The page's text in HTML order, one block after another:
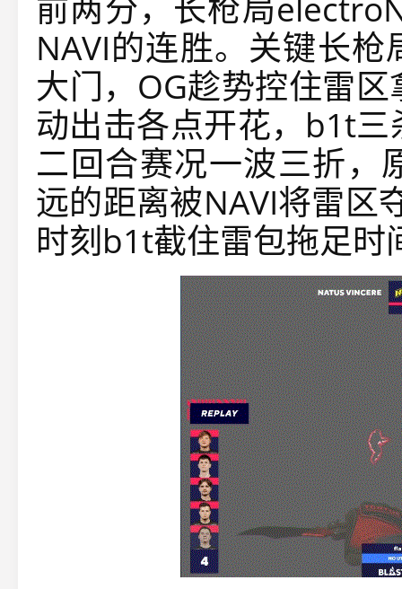
NAVI的连胜。关键长枪
大门，OG趁势控住雷
动出击各点开花，b1t
二回合赛况一波三折，
远的距离被NAVI将雷区
时刻b1t截住雷包拖足时